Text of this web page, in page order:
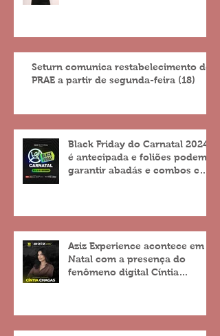
Seturn comunica restabelecimento do
PRAE a partir de segunda-feira (18)
Black Friday do Carnatal 2024
é antecipada e foliões podem
garantir abadás e combos com
Aziz Experience acontece em
Natal com a presença do
fenômeno digital Cíntia